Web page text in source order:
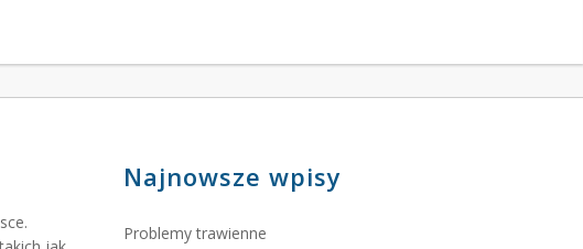
Najnowsze wpisy
Problemy trawienne